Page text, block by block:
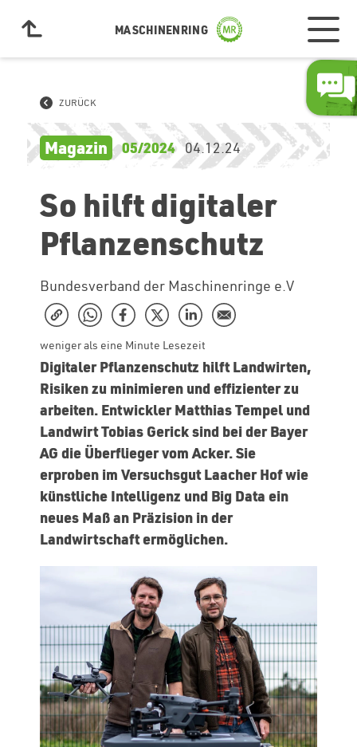
MASCHINENRING
ZURÜCK
Magazin 05/2024 04.12.24
So hilft digitaler
Pflanzenschutz
Bundesverband der Maschinenringe e.V
weniger als eine Minute Lesezeit
Digitaler Pflanzenschutz hilft Landwirten,
Risiken zu minimieren und effizienter zu
arbeiten. Entwickler Matthias Tempel und
Landwirt Tobias Gerick sind bei der Bayer
AG die Überflieger vom Acker. Sie
erproben im Versuchsgut Laacher Hof wie
künstliche Intelligenz und Big Data ein
neues Maß an Präzision in der
Landwirtschaft ermöglichen.